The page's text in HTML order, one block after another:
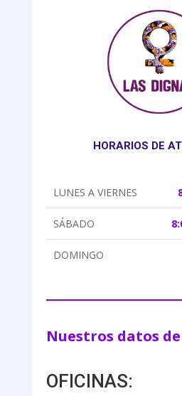
HORARIOS DE
LUNES A VIERNES
SÁBADO
DOMINGO
Nuestros datos
OFICINAS: